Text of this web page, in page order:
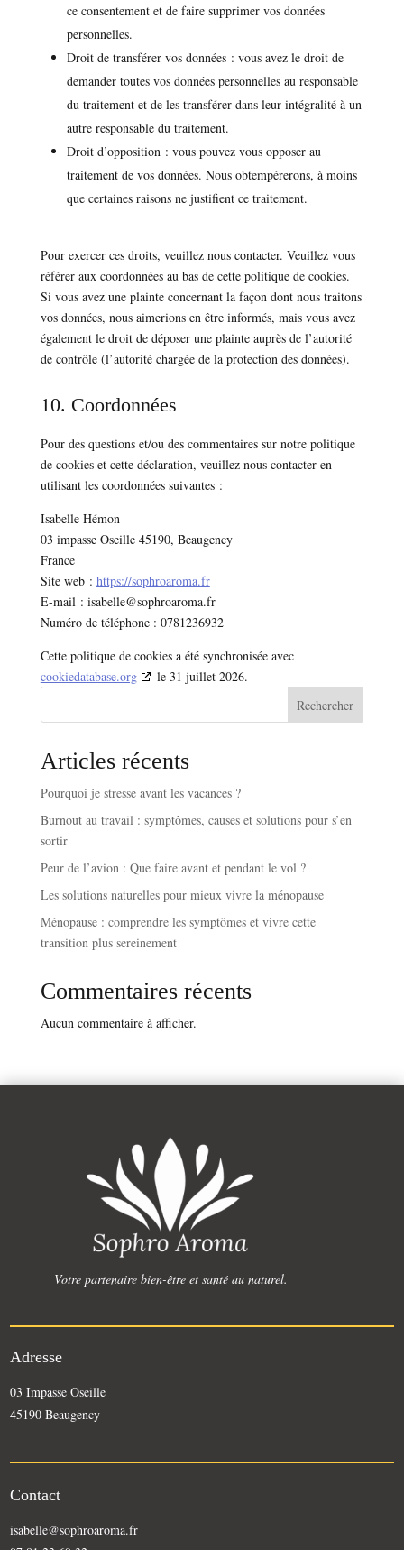
ce consentement et de faire supprimer vos données
personnelles.
Droit de transférer vos données : vous avez le droit de
demander toutes vos données personnelles au responsable
du traitement et de les transférer dans leur intégralité à un
autre responsable du traitement.
Droit d’opposition : vous pouvez vous opposer au
traitement de vos données. Nous obtempérerons, à moins
que certaines raisons ne justifient ce traitement.
Pour exercer ces droits, veuillez nous contacter. Veuillez vous
référer aux coordonnées au bas de cette politique de cookies.
Si vous avez une plainte concernant la façon dont nous traitons
vos données, nous aimerions en être informés, mais vous avez
également le droit de déposer une plainte auprès de l’autorité
de contrôle (l’autorité chargée de la protection des données).
10. Coordonnées
Pour des questions et/ou des commentaires sur notre politique
de cookies et cette déclaration, veuillez nous contacter en
utilisant les coordonnées suivantes :
Isabelle Hémon
03 impasse Oseille 45190, Beaugency
France
Site web : https://sophroaroma.fr
E-mail : isabelle@sophroaroma.fr
Numéro de téléphone : 0781236932
Cette politique de cookies a été synchronisée avec
cookiedatabase.org
le 31 juillet 2026.
Rechercher
Articles récents
Pourquoi je stresse avant les vacances ?
Burnout au travail : symptômes, causes et solutions pour s’en
sortir
Peur de l’avion : Que faire avant et pendant le vol ?
Les solutions naturelles pour mieux vivre la ménopause
Ménopause : comprendre les symptômes et vivre cette
transition plus sereinement
Commentaires récents
Aucun commentaire à afficher.
Votre partenaire bien-être et santé au naturel.
Adresse
03 Impasse Oseille
45190 Beaugency
Contact
isabelle@sophroaroma.fr